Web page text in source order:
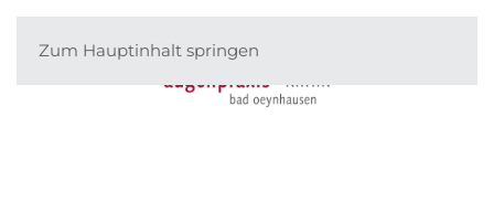
Zum Hauptinhalt springen